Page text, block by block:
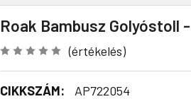
Roak Bambusz Golyóstoll
(értékelés)
CIKKSZÁM:
AP722054